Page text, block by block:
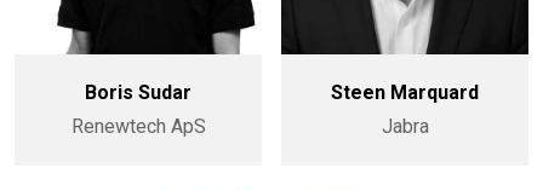
Boris Sudar
Renewtech ApS
Steen Marquard
Jabra